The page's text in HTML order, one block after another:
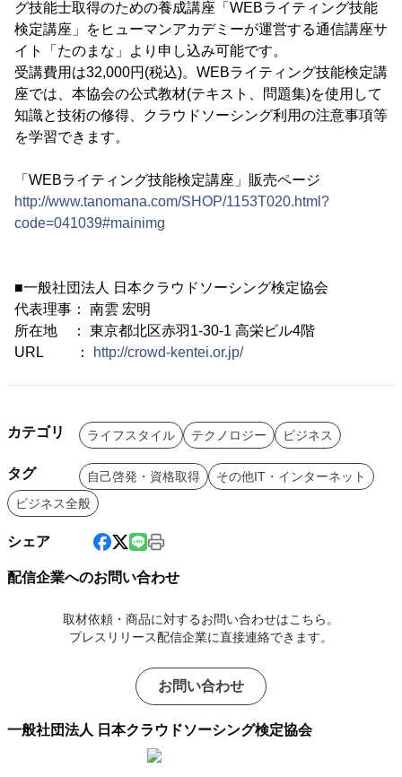
グ技能士取得のための養成講座「WEBライティング技能
検定講座」をヒューマンアカデミーが運営する通信講座サ
イト「たのまな」より申し込み可能です。
受講費用は32,000円(税込)。WEBライティング技能検定講
座では、本協会の公式教材(テキスト、問題集)を使用して
知識と技術の修得、クラウドソーシング利用の注意事項等
を学習できます。
「WEBライティング技能検定講座」販売ページ
http://www.tanomana.com/SHOP/1153T020.html?
code=041039#mainimg
■一般社団法人 日本クラウドソーシング検定協会
代表理事： 南雲 宏明
所在地 ： 東京都北区赤羽1-30-1 高栄ビル4階
URL ：
http://crowd-kentei.or.jp/
カテゴリ ライフスタイル テクノロジー ビジネス
タグ 自己啓発・資格取得
その他IT・インターネット
ビジネス全般
シェア
配信企業へのお問い合わせ
取材依頼・商品に対するお問い合わせはこちら。
プレスリリース配信企業に直接連絡できます。
お問い合わせ
一般社団法人 日本クラウドソーシング検定協会